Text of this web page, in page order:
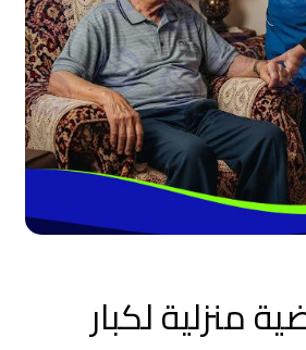
منزلية لكبار